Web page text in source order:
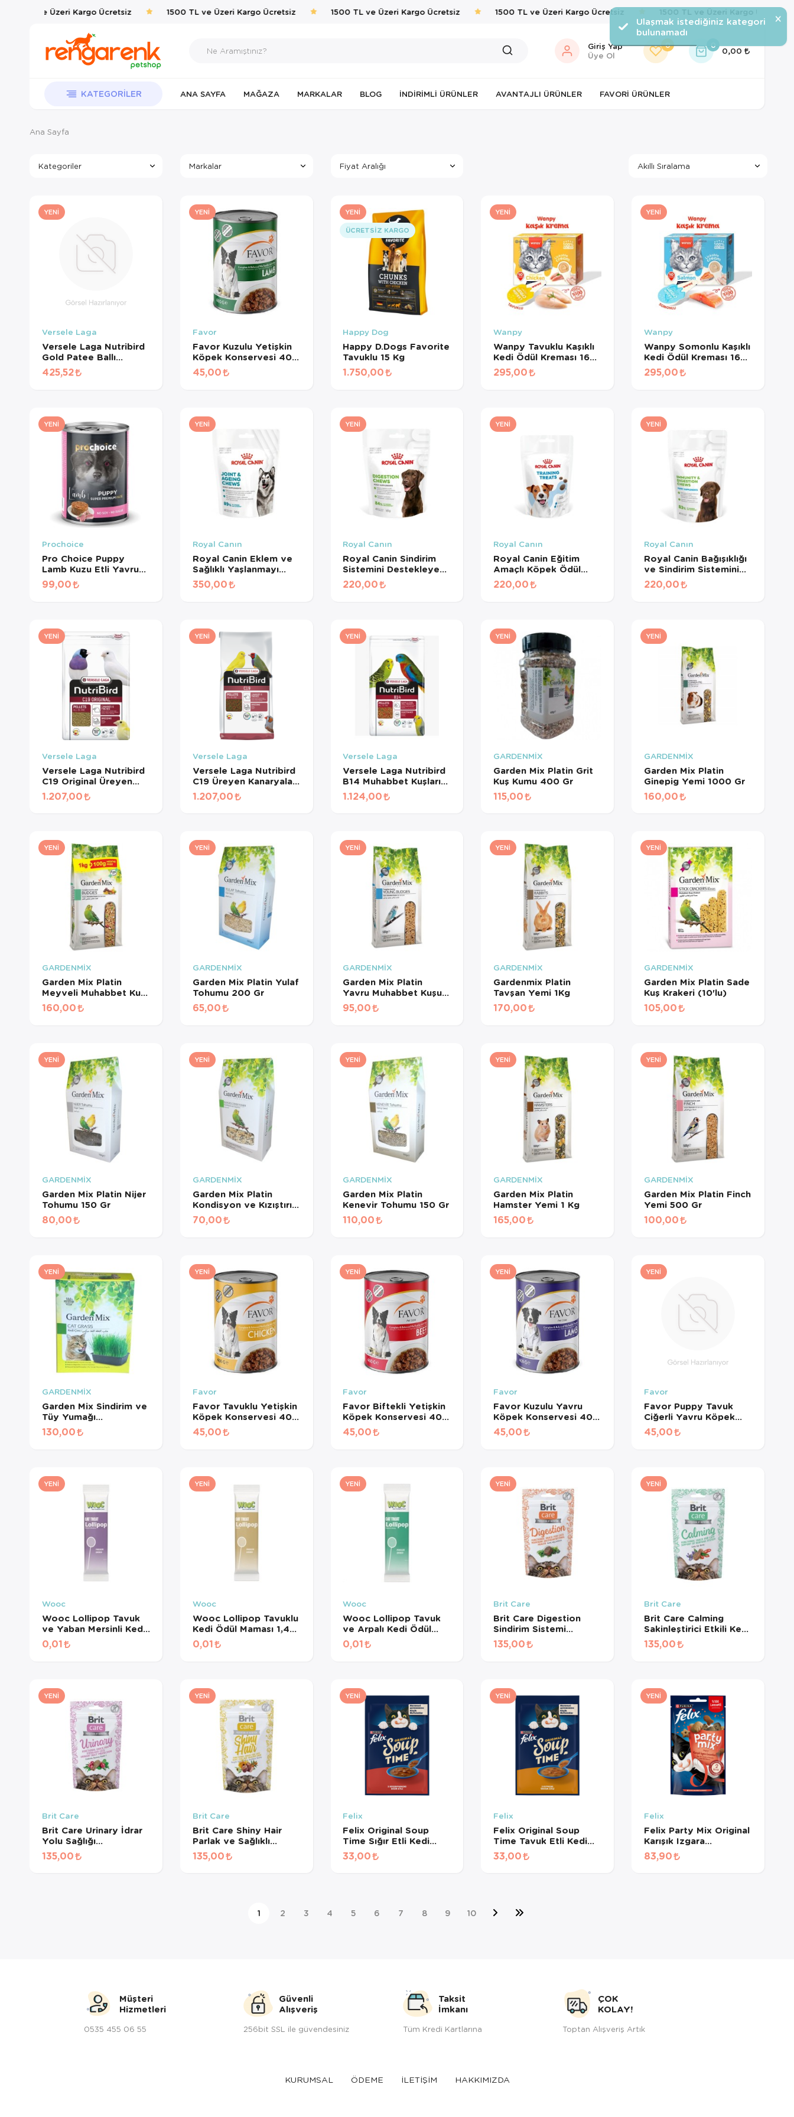
TL ve Üzeri Kargo Ücretsiz 1500 TL ve Üzeri Kargo Ücretsiz 1500 TL ve Üzeri Kargo Ücretsiz 1500 TL ve Üzeri Kargo Ücretsiz 1500 TL ve Üzeri Kargo Ücretsiz
Giriş Yap
Üye Ol
0 0
0,00
KATEGORILER ANA SAYFA MAĞAZA MARKALAR BLOG İNDIRIMLI ÜRÜNLER AVANTAJLI ÜRÜNLER FAVORI ÜRÜNLER
Ana Sayfa
Kategoriler Markalar Fiyat Aralığı
YENI
Versele Laga
Versele Laga Nutribird
Gold Patee Ballı
Yumurtalı Kanarya
Maması (1 KG
425,52
YENI
Favor
Favor Kuzulu Yetişkin
Köpek Konservesi 400
Gr
45,00
YENI
ÜCRETSIZ KARGO
Happy Dog
Happy D.Dogs Favorite
Tavuklu 15 Kg
1.750,00
YENI
Wanpy
Wanpy Tavuklu Kaşıklı
Kedi Ödül Kreması 16
gr*10Ad
295,00
YENI
Wanpy
Wanpy Somonlu Kaşıklı
Kedi Ödül Kreması 16
gr*10Ad
295,00
YENI
Prochoice
Pro Choice Puppy
Lamb Kuzu Etli Yavru
Köpek Konservesi 400
Gr
99,00
YENI
Royal Canın
Royal Canin Eklem ve
Sağlıklı Yaşlanmayı
Destekleyen
Tamamlayıcı Yetişkin
350,00
YENI
Royal Canın
Royal Canin Sindirim
Sistemini Destekleyen
Tamamlayıcı Yetişkin
Köpek Ödül Maması
220,00
YENI
Royal Canın
Royal Canin Eğitim
Amaçlı Köpek Ödül
Maması 110 Gr
220,00
YENI
Royal Canın
Royal Canin Bağışıklığı
ve Sindirim Sistemini
Destekleyen
Tamamlayıcı Yavru
220,00
YENI
Versele Laga
Versele Laga Nutribird
C19 Original Üreyen
Kanaryalar Ve Finçler
İçin Beyaz Pelet Yem 3
1.207,00
YENI
Versele Laga
Versele Laga Nutribird
C19 Üreyen Kanaryalar
Ve Finçler İçin Meyveli
1.207,00
YENI
Versele Laga
Versele Laga Nutribird
B14 Muhabbet Kuşları
Ve Mini Paraketler İçin
Meyveli Pelet Yem 3
1.124,00
YENI
GARDENMİX
Garden Mix Platin Grit
Kuş Kumu 400 Gr
115,00
YENI
GARDENMİX
Garden Mix Platin
Ginepig Yemi 1000 Gr
160,00
YENI
GARDENMİX
Garden Mix Platin
Meyveli Muhabbet Kuş
Yemi 1.1 Kg
160,00
YENI
GARDENMİX
Garden Mix Platin Yulaf
Tohumu 200 Gr
65,00
YENI
GARDENMİX
Garden Mix Platin
Yavru Muhabbet Kuşu
Yemi 500 Gr
95,00
YENI
GARDENMİX
Gardenmix Platin
Tavşan Yemi 1Kg
170,00
YENI
GARDENMİX
Garden Mix Platin Sade
Kuş Krakeri (10'lu)
105,00
YENI
GARDENMİX
Garden Mix Platin Nijer
Tohumu 150 Gr
80,00
YENI
GARDENMİX
Garden Mix Platin
Kondisyon ve Kızıştırıcı
Yem 150 Gr
70,00
YENI
GARDENMİX
Garden Mix Platin
Kenevir Tohumu 150 Gr
110,00
YENI
GARDENMİX
Garden Mix Platin
Hamster Yemi 1 Kg
165,00
YENI
GARDENMİX
Garden Mix Platin Finch
Yemi 500 Gr
100,00
YENI
GARDENMİX
Garden Mix Sindirim ve
Tüy Yumağı
Destekleyen Kedi Çimi
130,00
YENI
Favor
Favor Tavuklu Yetişkin
Köpek Konservesi 400
Gr
45,00
YENI
Favor
Favor Biftekli Yetişkin
Köpek Konservesi 400
Gr
45,00
YENI
Favor
Favor Kuzulu Yavru
Köpek Konservesi 400
Gr
45,00
YENI
Favor
Favor Puppy Tavuk
Ciğerli Yavru Köpek
Konservesi 400 Gr
45,00
YENI
Wooc
Wooc Lollipop Tavuk
ve Yaban Mersinli Kedi
Ödül Maması 1,4 Gr
0,01
YENI
Wooc
Wooc Lollipop Tavuklu
Kedi Ödül Maması 1,4
Gr
0,01
YENI
Wooc
Wooc Lollipop Tavuk
ve Arpalı Kedi Ödül
Maması 1,4 Gr
0,01
YENI
Brit Care
Brit Care Digestion
Sindirim Sistemi
Destekleyici Tahılsız
Kedi Ödül Maması 50gr
135,00
YENI
Brit Care
Brit Care Calming
Sakinleştirici Etkili Kedi
Ödül Maması 50gr
135,00
YENI
Brit Care
Brit Care Urinary İdrar
Yolu Sağlığı
Destekleyici Kedi Ödül
Maması 50 Gr
135,00
YENI
Brit Care
Brit Care Shiny Hair
Parlak ve Sağlıklı
Tüyler için Tahılsız Kedi
Ödül Maması 50gr
135,00
YENI
Felix
Felix Original Soup
Time Sığır Etli Kedi
Çorbası 48 Gr
33,00
YENI
Felix
Felix Original Soup
Time Tavuk Etli Kedi
Çorbası 48 Gr
33,00
YENI
Felix
Felix Party Mix Original
Karışık Izgara
Lezzetleri Kedi Ödül
Maması 60 Gr
83,90
1 2 3 4 5 6 7 8 9 10
Müşteri
Hizmetleri
0535 455 06 55
Güvenli
Alışveriş
256bit SSL ile güvendesiniz
Taksit
İmkanı
Tüm Kredi Kartlarına
ÇOK
KOLAY!
Toptan Alışveriş Artık
KURUMSAL ÖDEME İLETİŞİM HAKKIMIZDA
×
Ulaşmak istediğiniz kategori
bulunamadı